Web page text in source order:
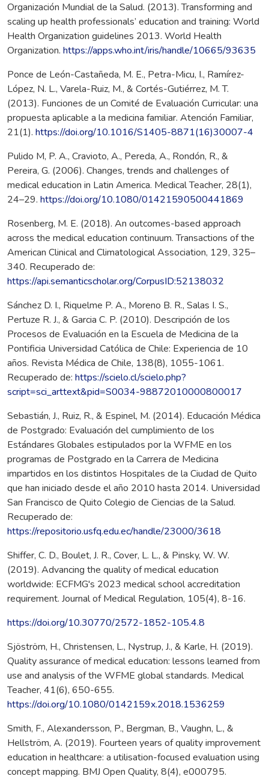
Organización Mundial de la Salud. (‎2013). Transforming and
scaling up health professionals’ education and training: World
Health Organization guidelines 2013. World Health
Organization. https://apps.who.int/iris/handle/10665/93635
Ponce de León-Castañeda, M. E., Petra-Micu, I., Ramírez-
López, N. L., Varela-Ruiz, M., & Cortés-Gutiérrez, M. T.
(2013). Funciones de un Comité de Evaluación Curricular: una
propuesta aplicable a la medicina familiar. Atención Familiar,
21(1). https://doi.org/10.1016/S1405-8871(16)30007-4
Pulido M, P. A., Cravioto, A., Pereda, A., Rondón, R., &
Pereira, G. (2006). Changes, trends and challenges of
medical education in Latin America. Medical Teacher, 28(1),
24–29. https://doi.org/10.1080/01421590500441869
Rosenberg, M. E. (2018). An outcomes-based approach
across the medical education continuum. Transactions of the
American Clinical and Climatological Association, 129, 325–
340. Recuperado de:
https://api.semanticscholar.org/CorpusID:52138032
Sánchez D. I., Riquelme P. A., Moreno B. R., Salas I. S.,
Pertuze R. J., & Garcia C. P. (2010). Descripción de los
Procesos de Evaluación en la Escuela de Medicina de la
Pontificia Universidad Católica de Chile: Experiencia de 10
años. Revista Médica de Chile, 138(8), 1055-1061.
Recuperado de: https://scielo.cl/scielo.php?
script=sci_arttext&pid=S0034-98872010000800017
Sebastián, J., Ruiz, R., & Espinel, M. (2014). Educación Médica
de Postgrado: Evaluación del cumplimiento de los
Estándares Globales estipulados por la WFME en los
programas de Postgrado en la Carrera de Medicina
impartidos en los distintos Hospitales de la Ciudad de Quito
que han iniciado desde el año 2010 hasta 2014. Universidad
San Francisco de Quito Colegio de Ciencias de la Salud.
Recuperado de:
https://repositorio.usfq.edu.ec/handle/23000/3618
Shiffer, C. D., Boulet, J. R., Cover, L. L., & Pinsky, W. W.
(2019). Advancing the quality of medical education
worldwide: ECFMG's 2023 medical school accreditation
requirement. Journal of Medical Regulation, 105(4), 8-16.
https://doi.org/10.30770/2572-1852-105.4.8
Sjöström, H., Christensen, L., Nystrup, J., & Karle, H. (2019).
Quality assurance of medical education: lessons learned from
use and analysis of the WFME global standards. Medical
Teacher, 41(6), 650-655.
https://doi.org/10.1080/0142159x.2018.1536259
Smith, F., Alexandersson, P., Bergman, B., Vaughn, L., &
Hellström, A. (2019). Fourteen years of quality improvement
education in healthcare: a utilisation-focused evaluation using
concept mapping. BMJ Open Quality, 8(4), e000795.